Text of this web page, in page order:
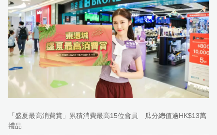
「盛夏最高消費賞」累積消費最高15位會員 瓜分總值逾HK$13萬
禮品